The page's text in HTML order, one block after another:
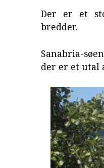
Der er et
bredder.
Sanabria-
der er et utal